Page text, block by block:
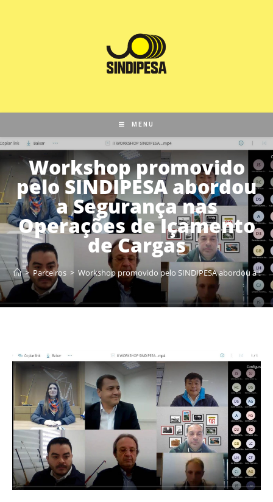
MENU
Workshop promovido
pelo SINDIPESA abordou
a Segurança nas
Operações de Içamento
de Cargas
> Parceiros > Workshop promovido pelo SINDIPESA abordou a